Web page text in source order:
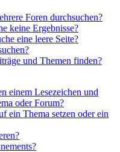
Foren durchsuchen?
keine Ergebnisse?
eine leere Seite?
und Themen finden?
einem Lesezeichen und
oder Forum?
ein Thema setzen oder ein